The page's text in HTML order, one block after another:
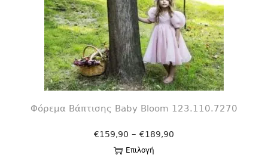
Φόρεμα Βάπτισης Βaby Bloom 123.110.7270
€159,90 – €189,90
Επιλογή